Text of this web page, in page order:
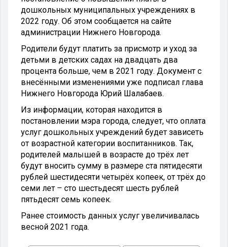
дошкольных муниципальных учреждениях в
2022 году. Об этом сообщается на сайте
администрации Нижнего Новгорода.
Родители будут платить за присмотр и уход за
детьми в детских садах на двадцать два
процента больше, чем в 2021 году. Документ с
внесёнными изменениями уже подписал глава
Нижнего Новгорода Юрий Шалабаев.
Из информации, которая находится в
постановлении мэра города, следует, что оплата
услуг дошкольных учреждений будет зависеть
от возрастной категории воспитанников. Так,
родителей малышей в возрасте до трёх лет
будут вносить сумму в размере ста пятидесяти
рублей шестидесяти четырёх копеек, от трёх до
семи лет – сто шестьдесят шесть рублей
пятьдесят семь копеек.
Ранее стоимость данных услуг увеличивалась
весной 2021 года.